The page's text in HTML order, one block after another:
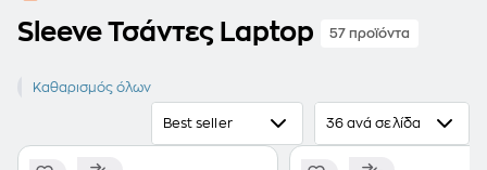
Sleeve Τσάντες Laptop 57 προϊόντα
Sleeve
Καθαρισμός όλων
Best seller 36 ανά σελίδα